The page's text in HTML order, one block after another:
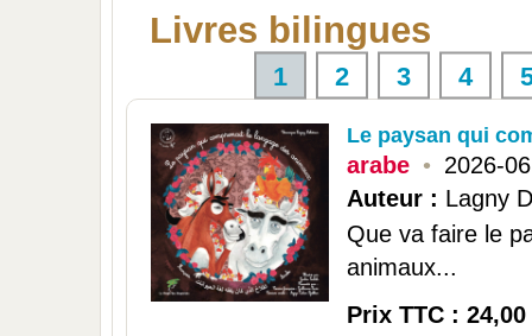
Livres bilingues
1 2 3 4
Le paysan qui
arabe • 2026-06
Auteur : Lagny
Que va faire le
animaux...
Prix TTC : 24,00